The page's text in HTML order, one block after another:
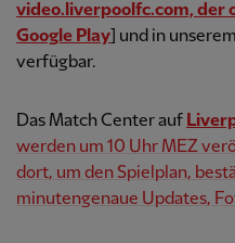
video.liverpoolfc.com, der
Google Play ] und in
verfügbar.
Das Match Center auf
werden um 10 Uhr MEZ
dort, um den Spielplan,
minutengenaue Updates,